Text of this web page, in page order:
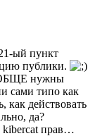
ый пункт
публики.
нужны
сами типо как
как действовать
да?
kibercat прав…